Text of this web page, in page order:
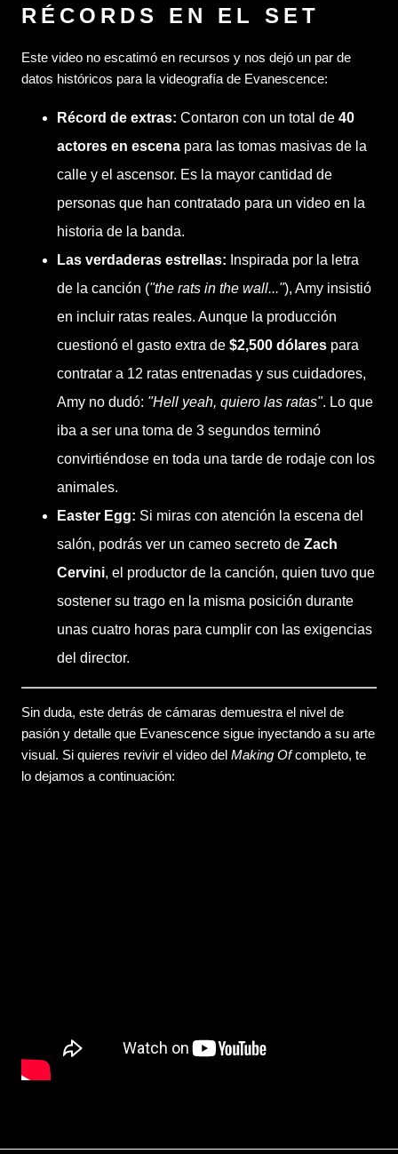
RÉCORDS EN EL SET
Este video no escatimó en recursos y nos dejó un par de
datos históricos para la videografía de Evanescence:
Récord de extras: Contaron con un total de 40
actores en escena para las tomas masivas de la
calle y el ascensor. Es la mayor cantidad de
personas que han contratado para un video en la
historia de la banda.
Las verdaderas estrellas: Inspirada por la letra
de la canción ("the rats in the wall..."), Amy insistió
en incluir ratas reales. Aunque la producción
cuestionó el gasto extra de $2,500 dólares para
contratar a 12 ratas entrenadas y sus cuidadores,
Amy no dudó: "Hell yeah, quiero las ratas". Lo que
iba a ser una toma de 3 segundos terminó
convirtiéndose en toda una tarde de rodaje con los
animales.
Easter Egg: Si miras con atención la escena del
salón, podrás ver un cameo secreto de Zach
Cervini, el productor de la canción, quien tuvo que
sostener su trago en la misma posición durante
unas cuatro horas para cumplir con las exigencias
del director.
Sin duda, este detrás de cámaras demuestra el nivel de
pasión y detalle que Evanescence sigue inyectando a su arte
visual. Si quieres revivir el video del Making Ofcompleto, te
lo dejamos a continuación: